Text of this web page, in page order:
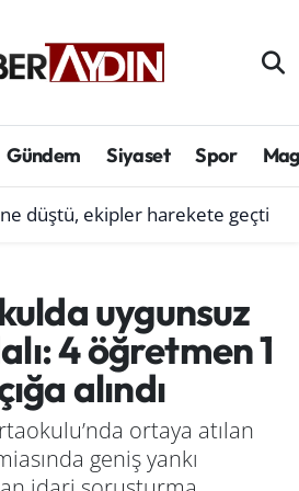
Gündem Siyaset Spor
düştü, ekipler harekete geçti
uygunsuz
4 öğretmen 1
alındı
ortaya atılan
geniş yankı
Durumu ve Fikstür